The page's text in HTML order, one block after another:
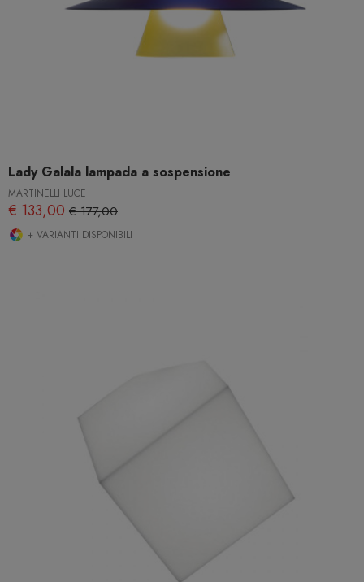
Lady Galala lampada a sospensione
MARTINELLI LUCE
€ 133,00 € 177,00
+ VARIANTI DISPONIBILI